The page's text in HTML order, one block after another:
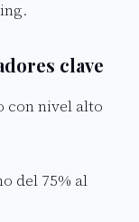
clave
con nivel alto
del 75% al